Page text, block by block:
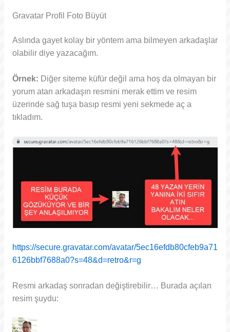
Gravatar Profil Foto Büyüt
Aslında gayet kolay bir yöntem ama bilmeyen arkadaşlar
olabilir diye yazacağım.
Örnek: Diğer siteme küfür değil ama hoş da olmayan bir
yorum atan arkadaşın resmini merak ettim ve resim
üzerinde sağ tuşa basıp resmi yeni sekmede aç a
tıkladım.
https://secure.gravatar.com/avatar/5ec16efdb80cfeb9a71
6126bbf7688a0?s=48&d=retro&r=g
Resmi arkadaş sonradan değiştirebilir… Burada açılan
resim şuydu: